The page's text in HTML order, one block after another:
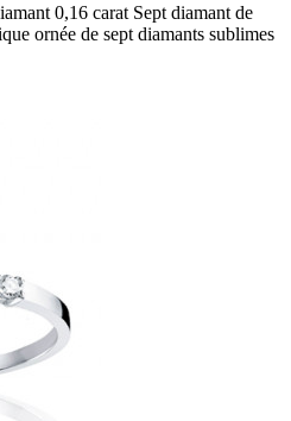
0,16 carat Sept diamant de
ornée de sept diamants sublimes